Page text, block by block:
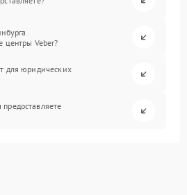
центры Veber?
для юридических